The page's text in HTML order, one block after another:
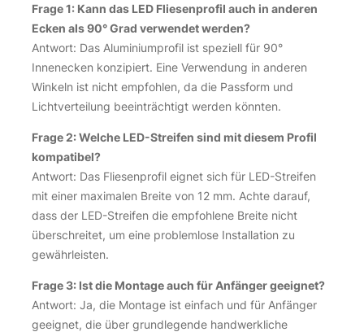
Frage 1: Kann das LED Fliesenprofil auch in anderen
Ecken als 90° Grad verwendet werden?
Antwort: Das Aluminiumprofil ist speziell für 90°
Innenecken konzipiert. Eine Verwendung in anderen
Winkeln ist nicht empfohlen, da die Passform und
Lichtverteilung beeinträchtigt werden könnten.
Frage 2: Welche LED-Streifen sind mit diesem Profil
kompatibel?
Antwort: Das Fliesenprofil eignet sich für LED-Streifen
mit einer maximalen Breite von 12 mm. Achte darauf,
dass der LED-Streifen die empfohlene Breite nicht
überschreitet, um eine problemlose Installation zu
gewährleisten.
Frage 3: Ist die Montage auch für Anfänger geeignet?
Antwort: Ja, die Montage ist einfach und für Anfänger
geeignet, die über grundlegende handwerkliche